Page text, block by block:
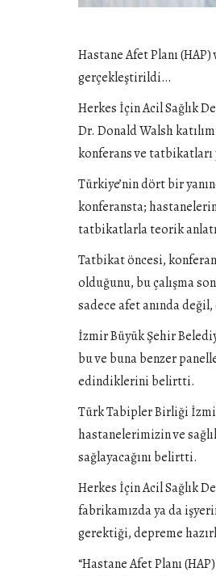
Hastane Afet Planı
gerçekleştirildi…
Herkes İçin Acil Sağlık
Dr. Donald Walsh
konferans ve tatbikatları
Türkiye’nin dört bir
konferansta;
tatbikatlarla teorik
Tatbikat öncesi,
olduğunu, bu çalışma
sadece afet anında
İzmir Büyük Şehir
bu ve buna benzer
edindiklerini belirtti.
Türk Tabipler Birliği
hastanelerimizin ve
sağlayacağını belirtti.
Herkes İçin Acil Sağlık
fabrikamızda ya da
gerektiği, depreme
“Hastane Afet Planı